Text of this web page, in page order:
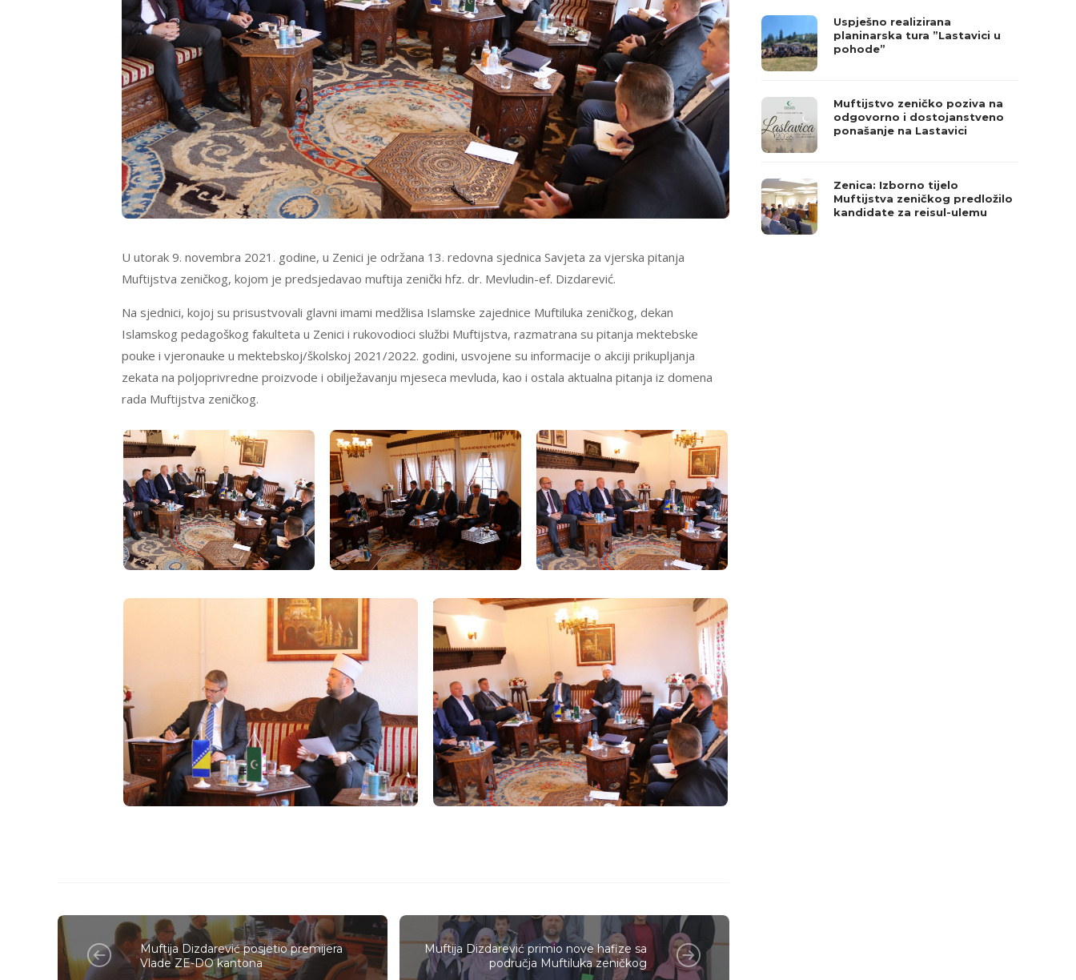
U utorak 9. novembra 2021. godine, u Zenici je održana 13. redovna sjednica Savjeta za vjerska pitanja
Muftijstva zeničkog, kojom je predsjedavao muftija zenički hfz. dr. Mevludin-ef. Dizdarević.
Na sjednici, kojoj su prisustvovali glavni imami medžlisa Islamske zajednice Muftiluka zeničkog, dekan
Islamskog pedagoškog fakulteta u Zenici i rukovodioci službi Muftijstva, razmatrana su pitanja mektebske
pouke i vjeronauke u mektebskoj/školskoj 2021/2022. godini, usvojene su informacije o akciji prikupljanja
zekata na poljoprivredne proizvode i obilježavanju mjeseca mevluda, kao i ostala aktualna pitanja iz domena
rada Muftijstva zeničkog.
Muftija Dizdarević posjetio premijera
Vlade ZE-DO kantona
Muftija Dizdarević primio nove hafize sa
područja Muftiluka zeničkog
Uspješno realizirana
planinarska tura ”Lastavici u
pohode”
Muftijstvo zeničko poziva na
odgovorno i dostojanstveno
ponašanje na Lastavici
Zenica: Izborno tijelo
Muftijstva zeničkog predložilo
kandidate za reisul-ulemu